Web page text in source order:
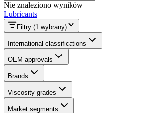
Nie znaleziono wyników
Lubricants
Filtry (1 wybrany)
International classifications
OEM approvals
Brands
Viscosity grades
Market segments